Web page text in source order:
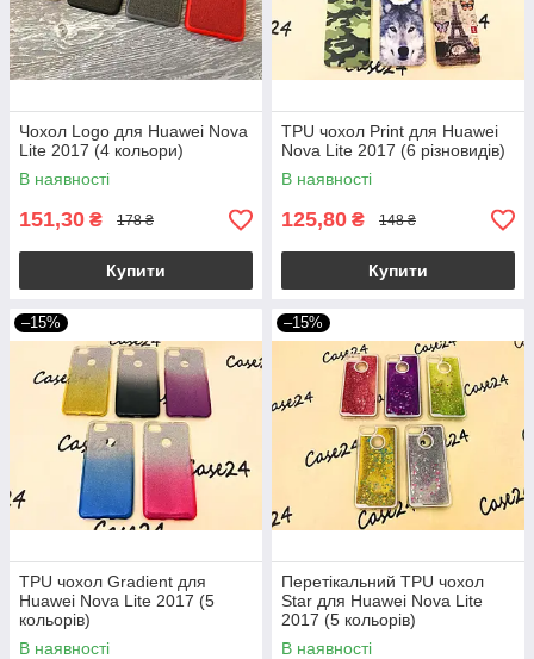
Чохол Logo для Huawei Nova
Lite 2017 (4 кольори)
В наявності
151,30 ₴ 178 ₴
Купити
TPU чохол Print для Huawei
Nova Lite 2017 (6 різновидів)
В наявності
125,80 ₴ 148 ₴
Купити
–15%
TPU чохол Gradient для
Huawei Nova Lite 2017 (5
кольорів)
В наявності
–15%
Перетікальний TPU чохол
Star для Huawei Nova Lite
2017 (5 кольорів)
В наявності